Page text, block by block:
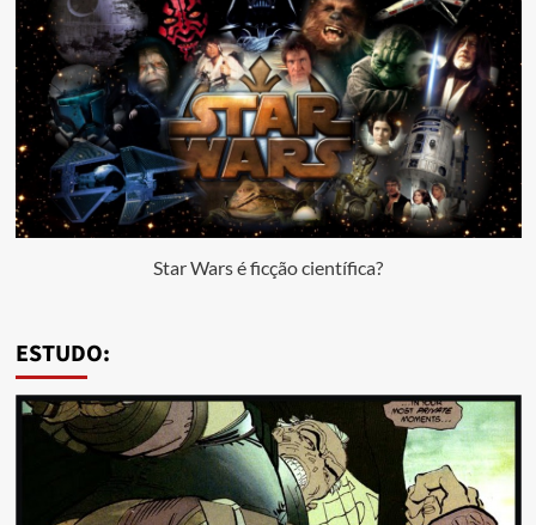
Star Wars é ficção científica?
ESTUDO: